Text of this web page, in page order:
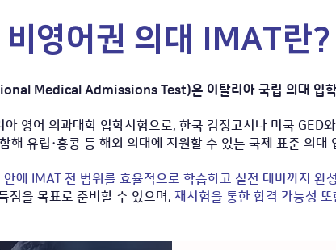
비영어권 의대 IMAT란?
Medical Admissions Test)은 이탈리아 국립 의대 입학
영어 의과대학 입학시험으로, 한국 검정고시나 미국 GED
해 유럽·홍콩 등 해외 의대에 지원할 수 있는 국제 표준 의대
안에 IMAT 전 범위를 효율적으로 학습하고 실전 대비까지 완성
점을 목표로 준비할 수 있으며, 재시험을 통한 합격 가능성 또